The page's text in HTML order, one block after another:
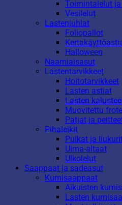
Toimintalelut
Vesilelut
Lastenjuhlat
Foliopallot
Halloween
Naamiaisasut
Lastentarvikkeet
Hoitotarvikkeet
Lasten astiat
Lasten
Muovitettu
Patjat ja
Pihaleikit
Pulkat ja
Uima-altaat
Ulkolelut
Saappaat ja sadeasut
Kumisaappaat
Aikuisten
Lasten